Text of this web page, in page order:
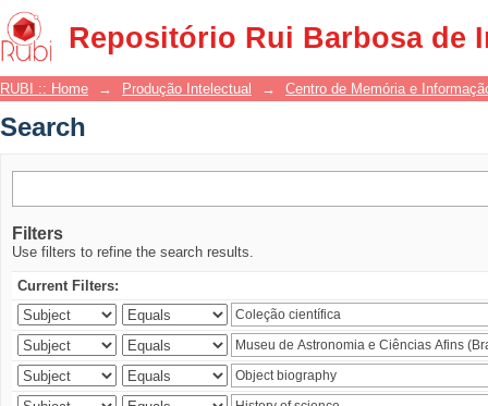
Repositório Rui Barbosa de
Search
RUBI :: Home → Produção Intelectual → Centro de Memória e
Search
Filters
Use filters to refine the search results.
Current Filters: